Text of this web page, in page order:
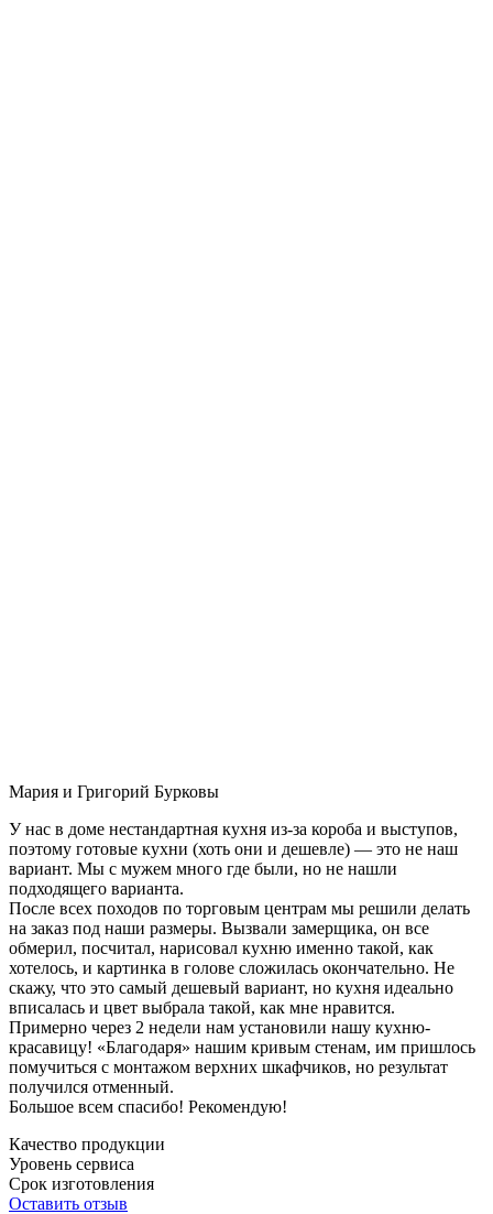
Мария и Григорий Бурковы
У нас в доме нестандартная кухня из-за короба и выступов,
поэтому готовые кухни (хоть они и дешевле) — это не наш
вариант. Мы с мужем много где были, но не нашли
подходящего варианта.
После всех походов по торговым центрам мы решили делать
на заказ под наши размеры. Вызвали замерщика, он все
обмерил, посчитал, нарисовал кухню именно такой, как
хотелось, и картинка в голове сложилась окончательно. Не
скажу, что это самый дешевый вариант, но кухня идеально
вписалась и цвет выбрала такой, как мне нравится.
Примерно через 2 недели нам установили нашу кухню-
красавицу! «Благодаря» нашим кривым стенам, им пришлось
помучиться с монтажом верхних шкафчиков, но результат
получился отменный.
Большое всем спасибо! Рекомендую!
Качество продукции
Уровень сервиса
Срок изготовления
Оставить отзыв